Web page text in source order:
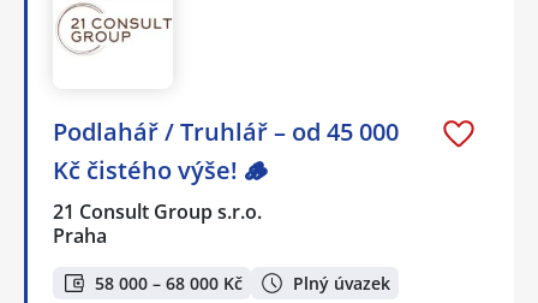
Podlahář / Truhlář – od 45 000
Kč čistého výše! 🪵
21 Consult Group s.r.o.
Praha
58 000 – 68 000 Kč Plný úvazek